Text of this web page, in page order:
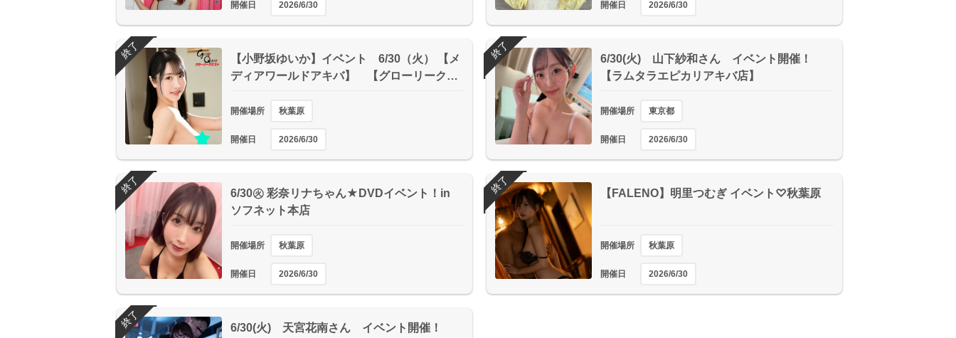
開催日 2026/6/30 開催日 2026/6/30
【小野坂ゆいか】イベント 6/30（火） 【メ
ディアワールドアキバ】 【グローリーク…
開催場所 秋葉原
開催日 2026/6/30
終了
6/30(火) 山下紗和さん イベント開催！
【ラムタラエピカリアキバ店】
開催場所 東京都
開催日 2026/6/30
終了
6/30㊋ 彩奈リナちゃん★DVDイベント！in
ソフネット本店
開催場所 秋葉原
開催日 2026/6/30
終了 【FALENO】明里つむぎ イベント♡秋葉原
開催場所 秋葉原
開催日 2026/6/30
終了
6/30(火) 天宮花南さん イベント開催！
終了